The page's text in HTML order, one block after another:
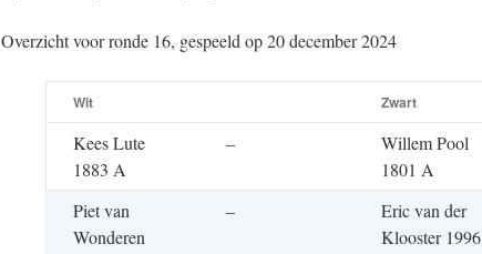
Overzicht voor ronde 16, gespeeld op 20 december 2024
Wit Zwart
Kees Lute
1883 A
–
Willem Pool
1801 A
Piet van
Wonderen
–
Eric van der
Klooster 1996